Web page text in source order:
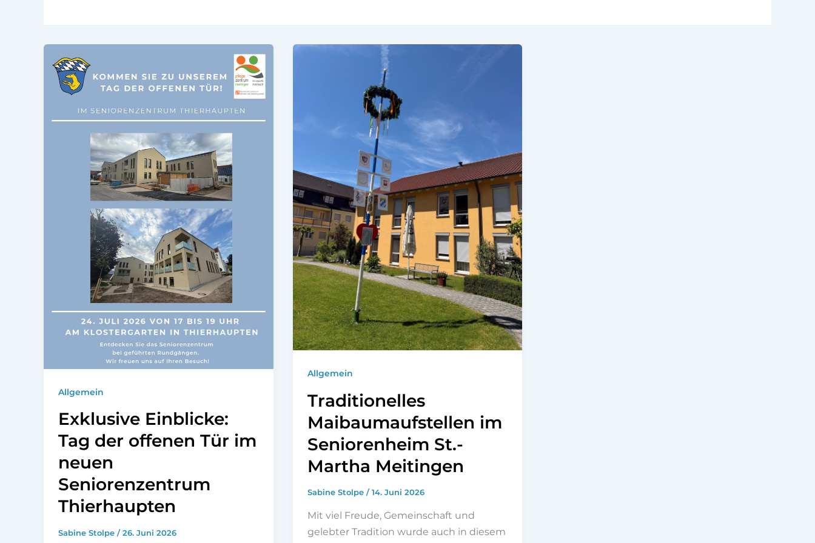
Allgemein
Exklusive Einblicke:
Tag der offenen Tür im
neuen
Seniorenzentrum
Thierhaupten
Sabine Stolpe /26. Juni 2026
Allgemein
Traditionelles
Maibaumaufstellen im
Seniorenheim St.-
Martha Meitingen
Sabine Stolpe /14. Juni 2026
Mit viel Freude, Gemeinschaft und
gelebter Tradition wurde auch in diesem